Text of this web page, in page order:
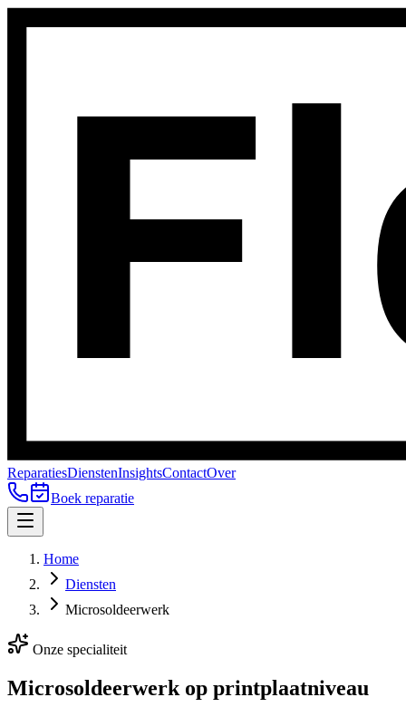
ReparatiesDienstenInsightsContactOver
Boek reparatie
Home
Diensten
Microsoldeerwerk
Onze specialiteit
Microsoldeerwerk op printplaatniveau